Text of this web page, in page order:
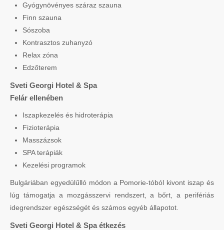
Gyógynövényes száraz szauna
Finn szauna
Sószoba
Kontrasztos zuhanyzó
Relax zóna
Edzőterem
Sveti Georgi Hotel & Spa
Felár ellenében
Iszapkezelés és hidroterápia
Fizioterápia
Masszázsok
SPA terápiák
Kezelési programok
Bulgáriában egyedülűlló módon a Pomorie-tóból kivont iszap és
lúg támogatja a mozgásszervi rendszert, a bőrt, a perifériás
idegrendszer egészségét és számos egyéb állapotot.
Sveti Georgi Hotel & Spa étkezés